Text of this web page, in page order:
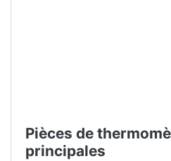
Pièces de
principales